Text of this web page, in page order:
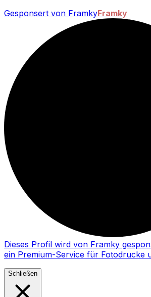
Gesponsert von FramkyFramky
Dieses Profil wird von Framky
ein Premium-Service für Fotodrucke
Schließen